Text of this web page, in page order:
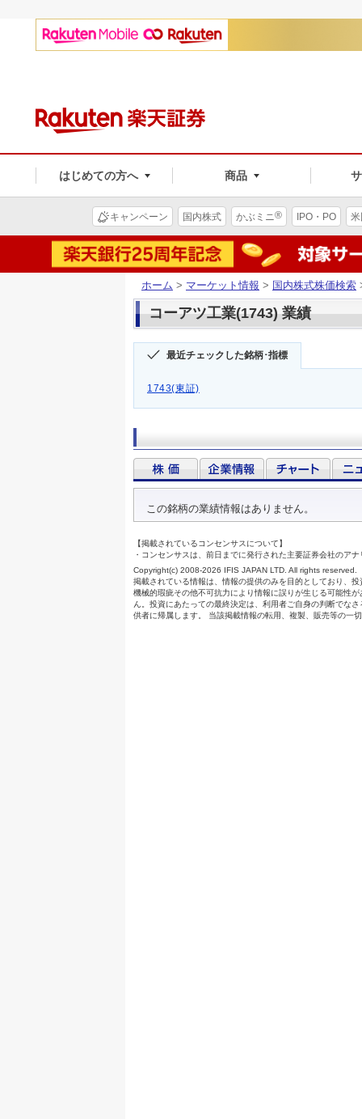
はじめての方へ 商品
キャンペーン 国内株式 かぶミニ® IPO・PO
ホーム > マーケット情報 > 国内株式株価検索
コーアツ工業(1743) 業績
最近チェックした銘柄･指標
1743(東証)